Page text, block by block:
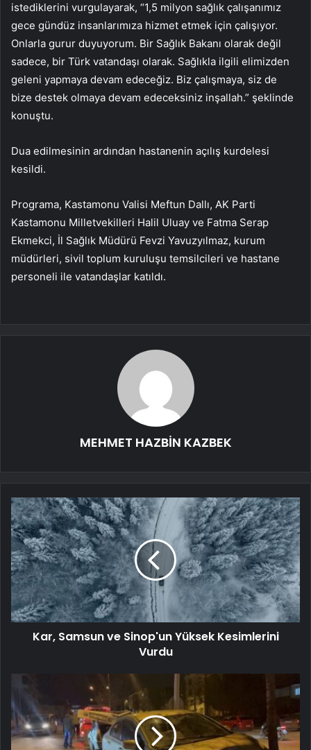
istediklerini vurgulayarak, “1,5 milyon sağlık çalışanımız
gece gündüz insanlarımıza hizmet etmek için çalışıyor.
Onlarla gurur duyuyorum. Bir Sağlık Bakanı olarak değil
sadece, bir Türk vatandaşı olarak. Sağlıkla ilgili elimizden
geleni yapmaya devam edeceğiz. Biz çalışmaya, siz de
bize destek olmaya devam edeceksiniz inşallah.” şeklinde
konuştu.
Dua edilmesinin ardından hastanenin açılış kurdelesi
kesildi.
Programa, Kastamonu Valisi Meftun Dallı, AK Parti
Kastamonu Milletvekilleri Halil Uluay ve Fatma Serap
Ekmekci, İl Sağlık Müdürü Fevzi Yavuzyılmaz, kurum
müdürleri, sivil toplum kuruluşu temsilcileri ve hastane
personeli ile vatandaşlar katıldı.
MEHMET HAZBİN KAZBEK
Kar, Samsun ve Sinop'un Yüksek Kesimlerini
Vurdu